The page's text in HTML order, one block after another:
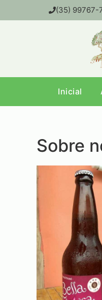
(35) 99767-
Inicial
Sobre